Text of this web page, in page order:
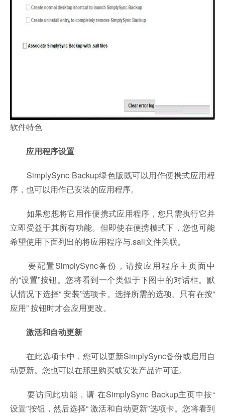
软件特色
应用程序设置
SimplySync Backup绿色版既可以用作便携式应用程
序，也可以用作已安装的应用程序。
如果您想将它用作便携式应用程序，您只需执行它并
立即受益于其所有功能。但即使在便携模式下，您也可能
希望使用下面列出的将应用程序与.sall文件关联。
要配置SimplySync备份，请按应用程序主页面中
的“设置”按钮。您将看到一个类似于下图中的对话框。默
认情况下选择“ 安装”选项卡。选择所需的选项。只有在按“
应用” 按钮时才会应用更改。
激活和自动更新
在此选项卡中，您可以更新SimplySync备份或启用自
动更新。您也可以在那里购买或安装产品许可证。
要访问此功能，请 在SimplySync Backup主页中按“
设置”按钮，然后选择“ 激活和自动更新”选项卡。您将看到